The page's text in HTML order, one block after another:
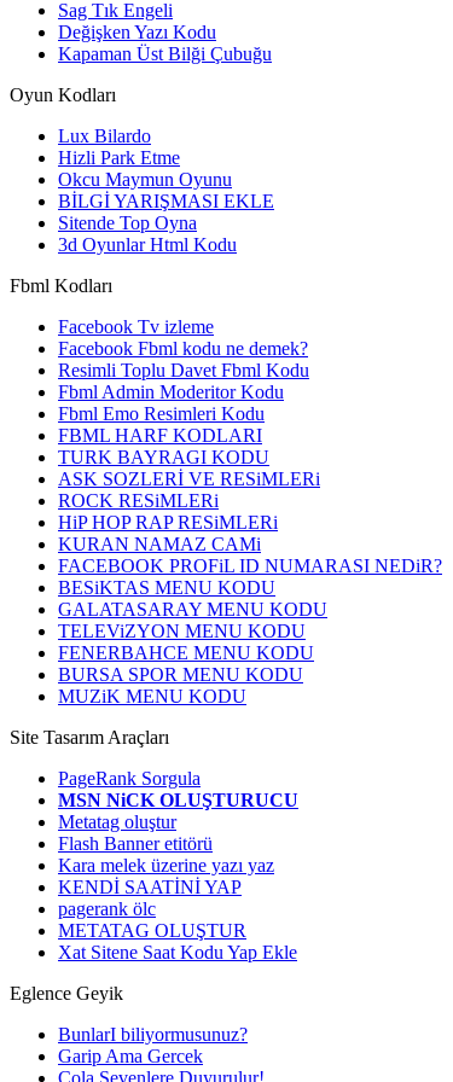
Sag Tık Engeli
Değişken Yazı Kodu
Kapaman Üst Bilği Çubuğu
Oyun Kodları
Lux Bilardo
Hizli Park Etme
Okcu Maymun Oyunu
BİLGİ YARIŞMASI EKLE
Sitende Top Oyna
3d Oyunlar Html Kodu
Fbml Kodları
Facebook Tv izleme
Facebook Fbml kodu ne demek?
Resimli Toplu Davet Fbml Kodu
Fbml Admin Moderitor Kodu
Fbml Emo Resimleri Kodu
FBML HARF KODLARI
TURK BAYRAGI KODU
ASK SOZLERİ VE RESiMLERi
ROCK RESiMLERi
HiP HOP RAP RESiMLERi
KURAN NAMAZ CAMi
FACEBOOK PROFiL ID NUMARASI NEDiR?
BESiKTAS MENU KODU
GALATASARAY MENU KODU
TELEViZYON MENU KODU
FENERBAHCE MENU KODU
BURSA SPOR MENU KODU
MUZiK MENU KODU
Site Tasarım Araçları
PageRank Sorgula
MSN NiCK OLUŞTURUCU
Metatag oluştur
Flash Banner etitörü
Kara melek üzerine yazı yaz
KENDİ SAATİNİ YAP
pagerank ölc
METATAG OLUŞTUR
Xat Sitene Saat Kodu Yap Ekle
Eglence Geyik
BunlarI biliyormusunuz?
Garip Ama Gercek
Cola Sevenlere Duyurulur!